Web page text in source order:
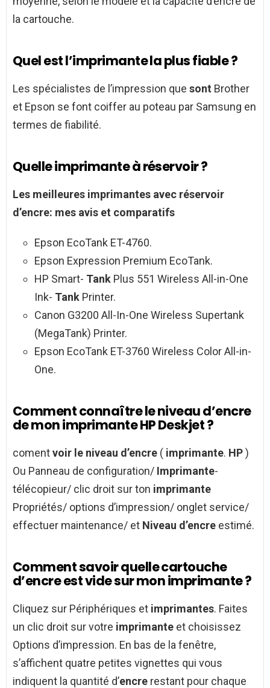
la cartouche.
Quel est l’imprimante la plus fiable ?
Les spécialistes de l’impression que sont Brother
et Epson se font coiffer au poteau par Samsung en
termes de fiabilité.
Quelle imprimante à réservoir ?
Les meilleures imprimantes avec réservoir
d’encre: mes avis et comparatifs
Epson EcoTank ET-4760.
Epson Expression Premium EcoTank.
HP Smart- Tank Plus 551 Wireless All-in-One
Ink- Tank Printer.
Canon G3200 All-In-One Wireless Supertank
(MegaTank) Printer.
Epson EcoTank ET-3760 Wireless Color All-in-
One.
Comment connaître le niveau d’encre
de mon imprimante HP Deskjet ?
comentvoir le niveau d’encre ( imprimante. HP)
Ou Panneau de configuration/ Imprimante-
télécopieur/ clic droit sur ton imprimante
Propriétés/ options d’impression/ onglet service/
effectuer maintenance/ et Niveau d’encre estimé.
Comment savoir quelle cartouche
d’encre est vide sur mon imprimante ?
Cliquez sur Périphériques et imprimantes. Faites
un clic droit sur votre imprimante et choisissez
Options d’impression. En bas de la fenêtre,
s’affichent quatre petites vignettes qui vous
indiquent la quantité d’encre restant pour chaque